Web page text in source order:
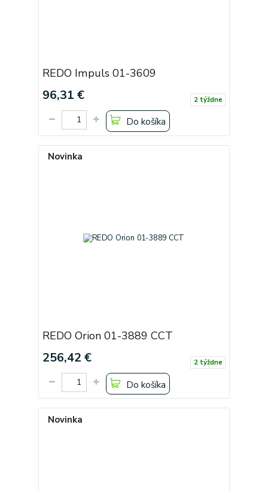
REDO Impuls 01-3609
96,31 € 2 týždne
Do košíka
Novinka
REDO Orion 01-3889 CCT
256,42 € 2 týždne
Do košíka
Novinka